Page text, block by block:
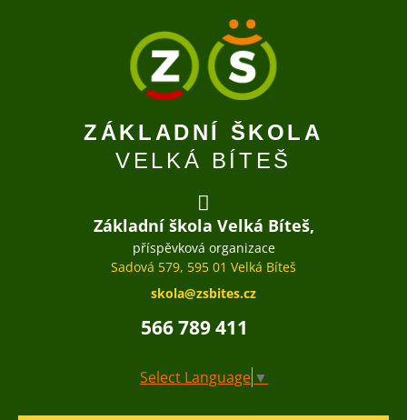
ZÁKLADNÍ ŠKOLA
VELKÁ BÍTEŠ
Základní škola Velká Bíteš,
příspěvková organizace
Sadová 579, 595 01 Velká Bíteš
skola@zsbites.cz
566 789 411
Select Language ▼